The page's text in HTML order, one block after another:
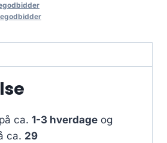
ca. 1-3 hverdage og
ca. 29